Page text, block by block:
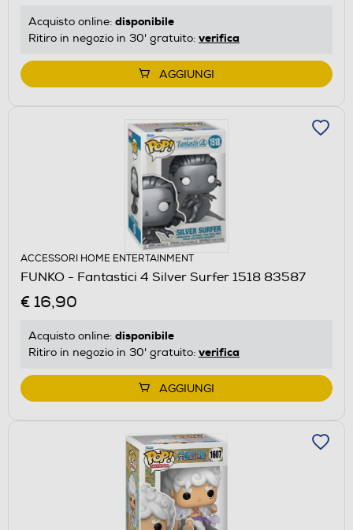
Acquisto online: disponibile
Ritiro in negozio in 30' gratuito: verifica
AGGIUNGI
ACCESSORI HOME ENTERTAINMENT
FUNKO - Fantastici 4 Silver Surfer 1518 83587
€ 16,90
Acquisto online: disponibile
Ritiro in negozio in 30' gratuito: verifica
AGGIUNGI